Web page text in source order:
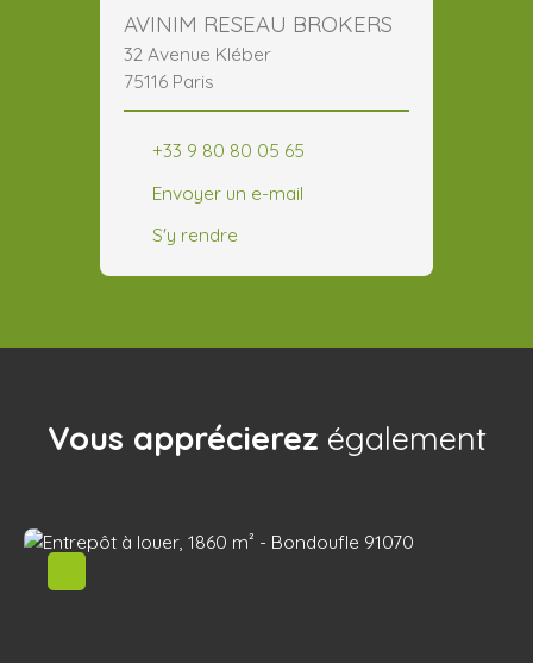
AVINIM RESEAU BROKERS
32 Avenue Kléber
75116 Paris
+33 9 80 80 05 65
Envoyer un e-mail
S'y rendre
Vous apprécierez également